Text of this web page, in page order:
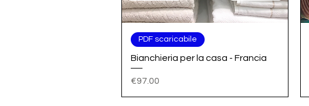
Quick View
PDF scaricabile
Bianchieria per la casa - Francia
Price
€97.00